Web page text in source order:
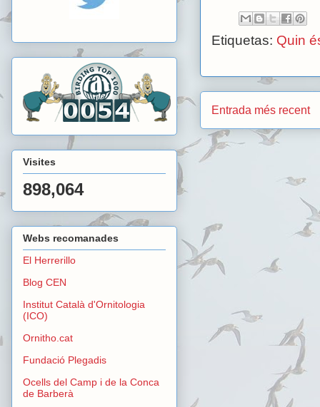
Etiquetas: Quin
Entrada més recent
Visites
898,064
Webs recomanades
El Herrerillo
Blog CEN
Institut Català d'Ornitologia
(ICO)
Ornitho.cat
Fundació Plegadis
Ocells del Camp i de la Conca
de Barberà